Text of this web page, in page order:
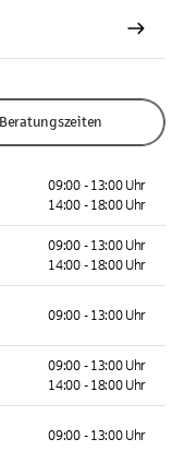
Beratungszeiten
09:00 - 13:00 Uhr
14:00 - 18:00 Uhr
09:00 - 13:00 Uhr
14:00 - 18:00 Uhr
09:00 - 13:00 Uhr
09:00 - 13:00 Uhr
14:00 - 18:00 Uhr
09:00 - 13:00 Uhr